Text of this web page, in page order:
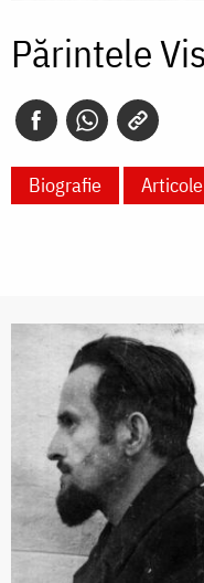
Părintele
Biografie